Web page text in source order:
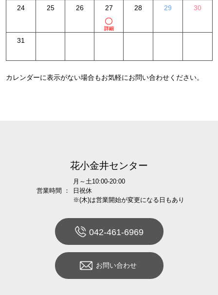
24 25 26 27
詳細
28 29 30
31
カレンダーに表示がない場合もお気軽にお問い合わせください。
花小金井センター
営業時間 ：
月～土10:00-20:00
日祝休
※(木)は営業開始が変更になる日もあり
042-461-6969
お問い合わせ